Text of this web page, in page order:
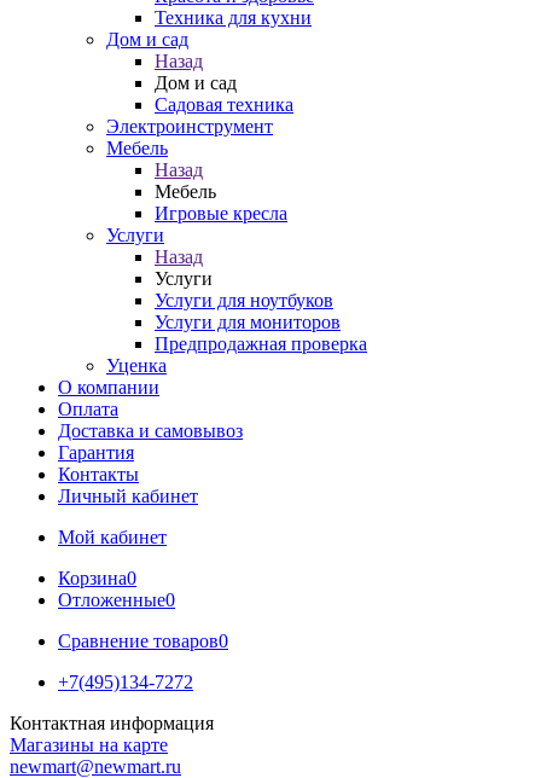
Техника для кухни
Дом и сад
Назад
Дом и сад
Садовая техника
Электроинструмент
Мебель
Назад
Мебель
Игровые кресла
Услуги
Назад
Услуги
Услуги для ноутбуков
Услуги для мониторов
Предпродажная проверка
Уценка
О компании
Оплата
Доставка и самовывоз
Гарантия
Контакты
Личный кабинет
Мой кабинет
Корзина0
Отложенные0
Сравнение товаров0
+7(495)134-7272
Контактная информация
Магазины на карте
newmart@newmart.ru